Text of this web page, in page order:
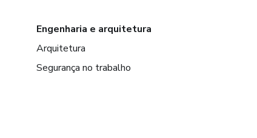
Engenharia e arquitetura
Arquitetura
Segurança no trabalho